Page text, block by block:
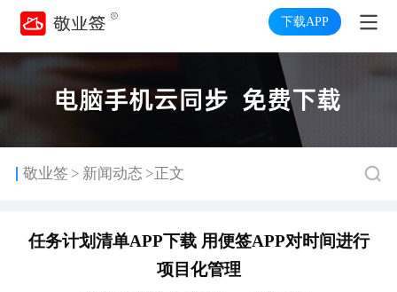
下载APP
敬业签 > 新闻动态 >正文
任务计划清单APP下载 用便签APP对时间进行
项目化管理